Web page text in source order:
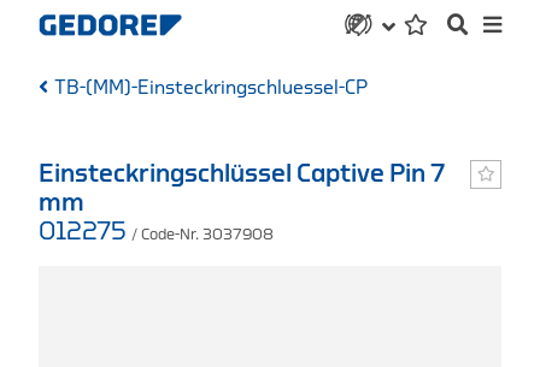
TB-(MM)-Einsteckringschluessel-CP
Einsteckringschlüssel Captive Pin 7
mm
012275 / Code-Nr. 3037908